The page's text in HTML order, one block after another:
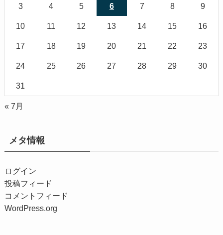
3 4 5 6 7 8 9
10 11 12 13 14 15 16
17 18 19 20 21 22 23
24 25 26 27 28 29 30
31
« 7月
メタ情報
ログイン
投稿フィード
コメントフィード
WordPress.org